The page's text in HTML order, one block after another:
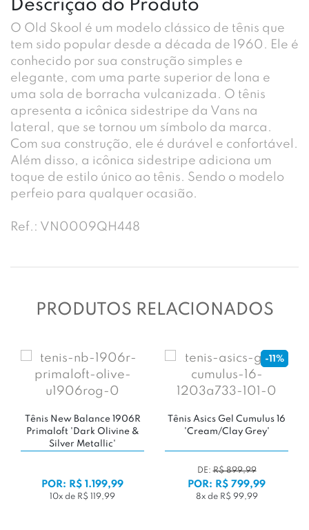
Descrição do Produto
O Old Skool é um modelo clássico de tênis que
tem sido popular desde a década de 1960. Ele é
conhecido por sua construção simples e
elegante, com uma parte superior de lona e
uma sola de borracha vulcanizada. O tênis
apresenta a icônica sidestripe da Vans na
lateral, que se tornou um símbolo da marca.
Com sua construção, ele é durável e confortável.
Além disso, a icônica sidestripe adiciona um
toque de estilo único ao tênis. Sendo o modelo
perfeio para qualquer ocasião.
Ref.: VN0009QH448
PRODUTOS RELACIONADOS
-11%
Cumulus 16
Grey'
Tênis Puma RS-25
Tênis Vans